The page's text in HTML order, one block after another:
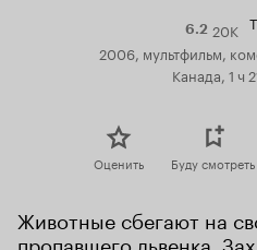
6.2Рейтинг
20K
2006, мультфильм,
Канада, 1 ч
Оценить Буду смотреть
Животные сбегают на
пропавшего львенка.